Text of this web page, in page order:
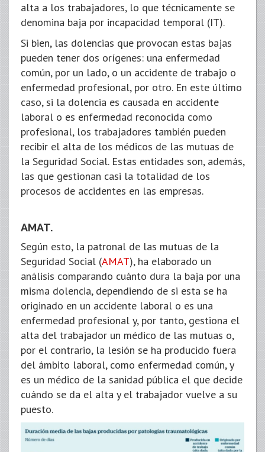
alta a los trabajadores, lo que técnicamente se
denomina baja por incapacidad temporal (IT).
Si bien, las dolencias que provocan estas bajas
pueden tener dos orígenes: una enfermedad
común, por un lado, o un accidente de trabajo o
enfermedad profesional, por otro. En este último
caso, si la dolencia es causada en accidente
laboral o es enfermedad reconocida como
profesional, los trabajadores también pueden
recibir el alta de los médicos de las mutuas de
la Seguridad Social. Estas entidades son, además,
las que gestionan casi la totalidad de los
procesos de accidentes en las empresas.
AMAT.
Según esto, la patronal de las mutuas de la
Seguridad Social (AMAT), ha elaborado un
análisis comparando cuánto dura la baja por una
misma dolencia, dependiendo de si esta se ha
originado en un accidente laboral o es una
enfermedad profesional y, por tanto, gestiona el
alta del trabajador un médico de las mutuas o,
por el contrario, la lesión se ha producido fuera
del ámbito laboral, como enfermedad común, y
es un médico de la sanidad pública el que decide
cuándo se da el alta y el trabajador vuelve a su
puesto.